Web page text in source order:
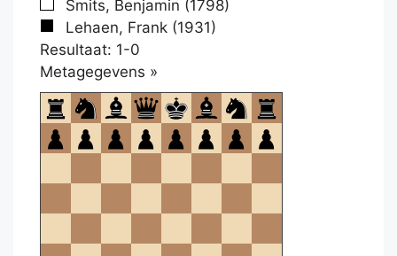
Smits, Benjamin (1798)
Lehaen, Frank (1931)
Resultaat: 1-0
Metagegevens »
om
te
openen.